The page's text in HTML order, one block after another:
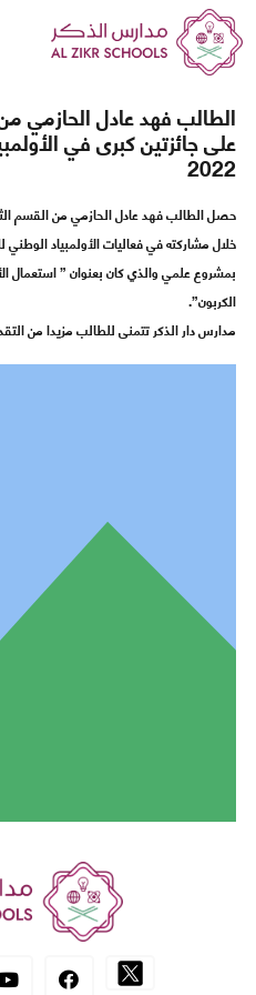
الطالب فهد عادل الحازمي
على جائزتين كبرى في
2022
حصل الطالب فهد عادل الحازمي من القسم
بمشروع علمي والذي كان بعنوان ” استعمال
الكربون”.
مدارس دار الذكر تتمنى للطالب مزيدا من